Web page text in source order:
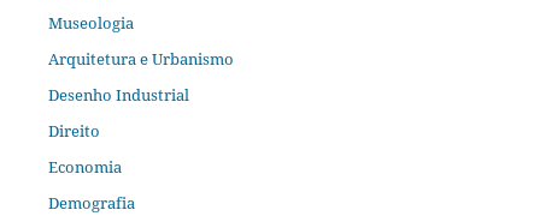
Museologia
Arquitetura e Urbanismo
Desenho Industrial
Direito
Economia
Demografia